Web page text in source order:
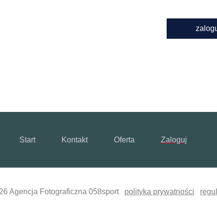
Start Kontakt Oferta Zaloguj
Agencja Fotograficzna 058sport polityka prywatności